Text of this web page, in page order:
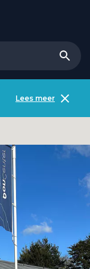
Lees meer